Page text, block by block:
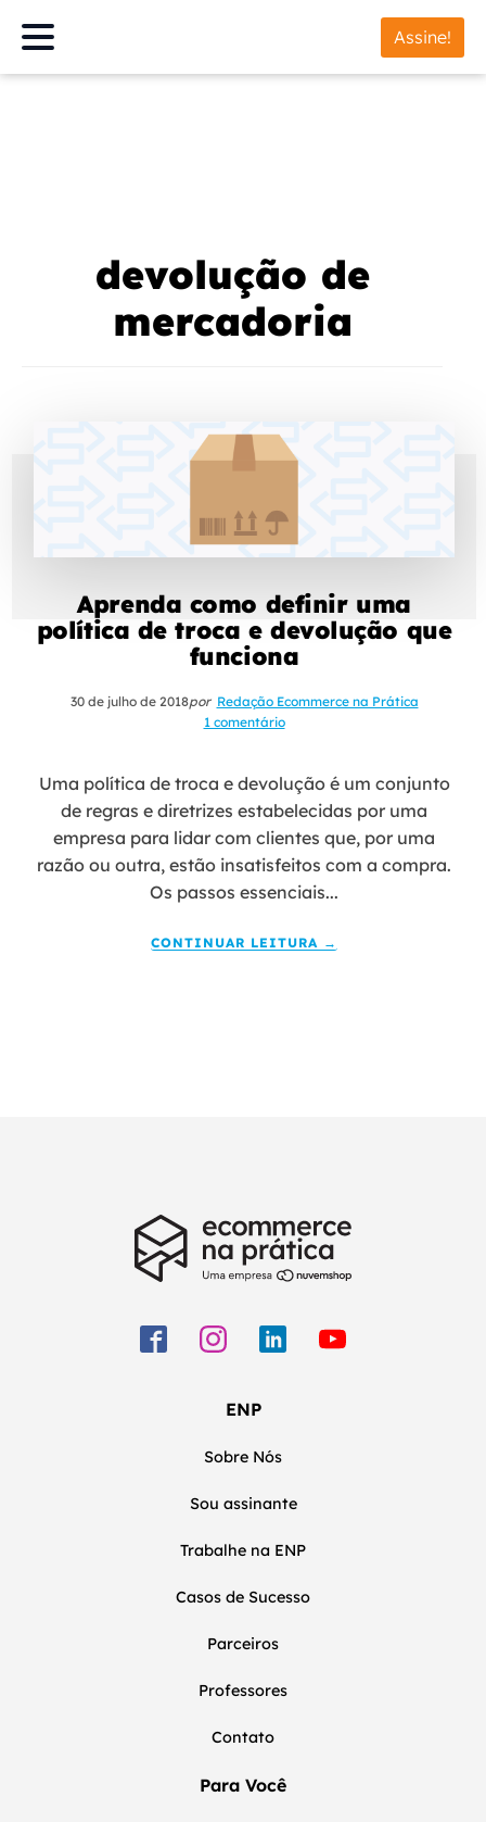
Assine!
devolução de
mercadoria
Aprenda como definir uma
política de troca e devolução que
funciona
30 de julho de 2018por Redação Ecommerce na Prática
1 comentário
Uma política de troca e devolução é um conjunto
de regras e diretrizes estabelecidas por uma
empresa para lidar com clientes que, por uma
razão ou outra, estão insatisfeitos com a compra.
Os passos essenciais...
CONTINUAR LEITURA →
ENP
Sobre Nós
Sou assinante
Trabalhe na ENP
Casos de Sucesso
Parceiros
Professores
Contato
Para Você